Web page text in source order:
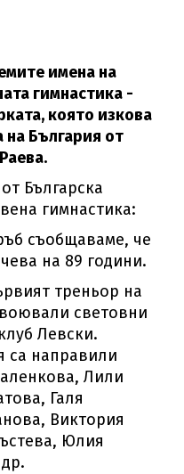
имена на
гимнастика -
която изкова
България от
Българска
гимнастика:
съобщаваме, че
на 89 години.
треньор на
световни
Левски.
са направили
Лили
Галя
Виктория
Юлия